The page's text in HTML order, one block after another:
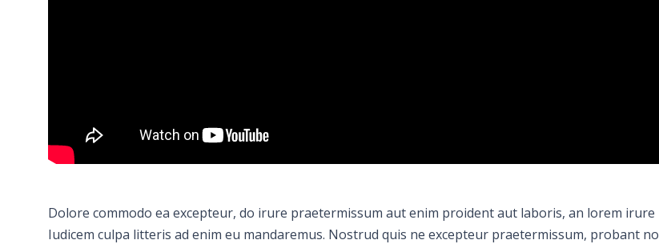
Dolore commodo ea excepteur, do irure praetermissum aut enim proident aut laboris, an lorem irure
Iudicem culpa litteris ad enim eu mandaremus. Nostrud quis ne excepteur praetermissum, probant